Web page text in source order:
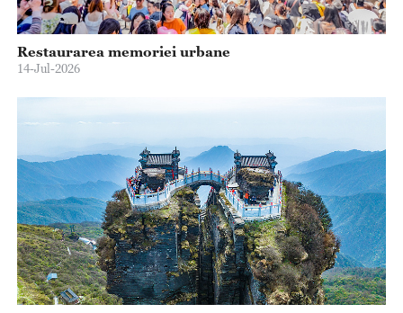
Restaurarea memoriei urbane
14-Jul-2026